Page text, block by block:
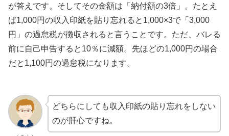
が答えです。そしてその金額は「納付額の3倍」。たとえ
ば1,000円の収入印紙を貼り忘れると1,000×3で「3,000
円」の過怠税が徴収されると言うことです。ただ、バレる
前に自己申告すると10％に減額。先ほどの1,000円の場合
だと1,100円の過怠税になります。
どちらにしても収入印紙の貼り忘れをしない
のが肝心ですね。